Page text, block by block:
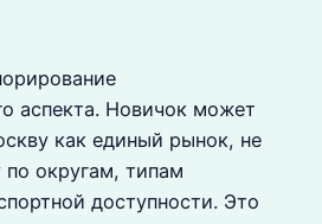
аспекта. Новичок может
как единый рынок, не
по округам, типам
доступности. Это